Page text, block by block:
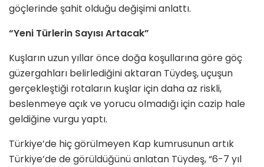
göçlerinde şahit olduğu değişimi anlattı.
“Yeni Türlerin Sayısı Artacak”
Kuşların uzun yıllar önce doğa koşullarına göre göç
güzergahları belirlediğini aktaran Tüydeş, uçuşun
gerçekleştiği rotaların kuşlar için daha az riskli,
beslenmeye açık ve yorucu olmadığı için cazip hale
geldiğine vurgu yaptı.
Türkiye’de hiç görülmeyen Kap kumrusunun artık
Türkiye’de de görüldüğünü anlatan Tüydeş, “6-7 yıl